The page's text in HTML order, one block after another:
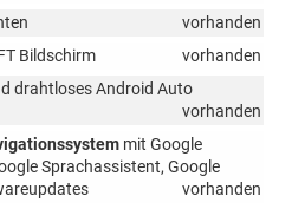
vorhanden
Bildschirm
vorhanden
drahtloses Android Auto
vorhanden
mit Google
Sprachassistent, Google
vorhanden